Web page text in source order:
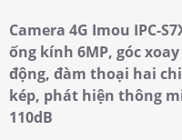
Camera 4G Imou IPC-
ống kính 6MP, góc
động, đàm thoại hai
kép, phát hiện thông
110dB